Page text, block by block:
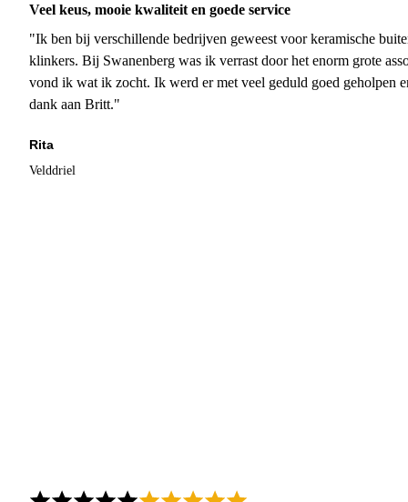
Veel keus, mooie kwaliteit en goede service
"Ik ben bij verschillende bedrijven geweest voor keramische
klinkers. Bij Swanenberg was ik verrast door het enorm grote
vond ik wat ik zocht. Ik werd er met veel geduld goed geholpen
dank aan Britt."
Rita
Velddriel